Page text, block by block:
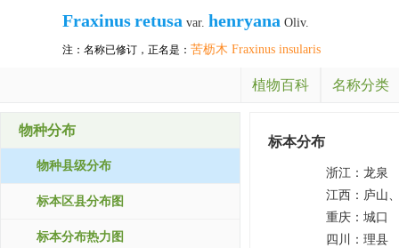
Fraxinusretusa var. henryana Oliv.
注：名称已修订，正名是： 苦枥木 Fraxinus insularis
植物百科 名称分类
物种分布
物种县级分布
标本区县分布图
标本分布热力图
标本分布
浙江： 龙泉
江西： 庐山
重庆： 城口
四川： 理县